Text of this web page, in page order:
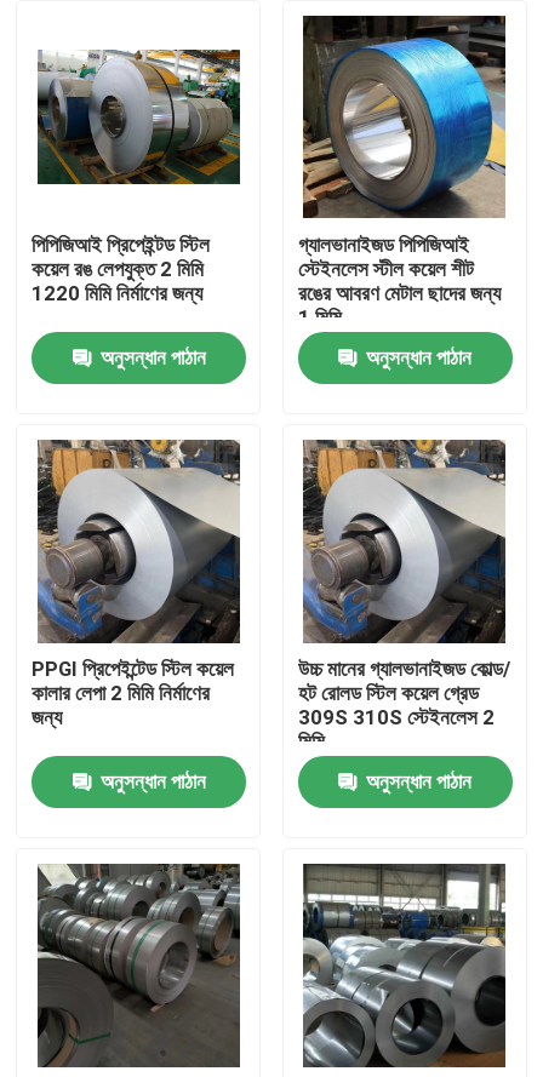
বাড়ি
পণ্য
ভিডিও
আমাদের সম্পর্কে
কারখানা ভ্রমণ
মান নিয়ন্ত্রণ
উদ্ধৃতির জন্য আবেদন
304 স্টেইনলেস স্টীল শীট
316 স্টেইনলেস স্টীল শীট
পিপিজিআই প্রিপেইন্টড স্টিল
কয়েল রঙ লেপযুক্ত 2 মিমি
1220 মিমি নির্মাণের জন্য
অনুসন্ধান পাঠান
গ্যালভানাইজড পিপিজিআই
স্টেইনলেস স্টীল কয়েল শীট
রঙের আবরণ মেটাল ছাদের জন্য
1 মিমি
অনুসন্ধান পাঠান
PPGI প্রিপেইন্টেড স্টিল কয়েল
কালার লেপা 2 মিমি নির্মাণের
জন্য
অনুসন্ধান পাঠান
উচ্চ মানের গ্যালভানাইজড কোল্ড/
হট রোলড স্টিল কয়েল গ্রেড
309S 310S স্টেইনলেস 2
মিমি
অনুসন্ধান পাঠান